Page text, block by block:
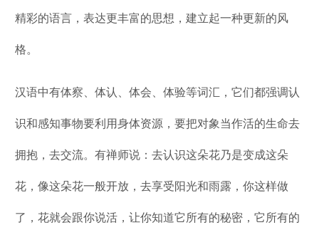
精彩的语言，表达更丰富的思想，建立起一种更新的风
格。
汉语中有体察、体认、体会、体验等词汇，它们都强调认
识和感知事物要利用身体资源，要把对象当作活的生命去
拥抱，去交流。有禅师说：去认识这朵花乃是变成这朵
花，像这朵花一般开放，去享受阳光和雨露，你这样做
了，花就会跟你说活，让你知道它所有的秘密，它所有的